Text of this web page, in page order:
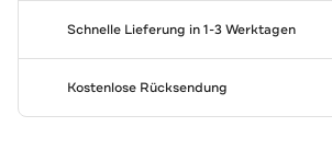
Schnelle Lieferung in 1-3 Werktagen
Kostenlose Rücksendung